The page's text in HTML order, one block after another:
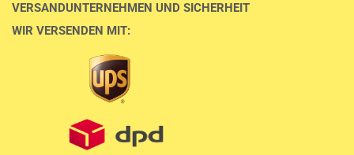
VERSANDUNTERNEHMEN UND SICHERHEIT
WIR VERSENDEN MIT: